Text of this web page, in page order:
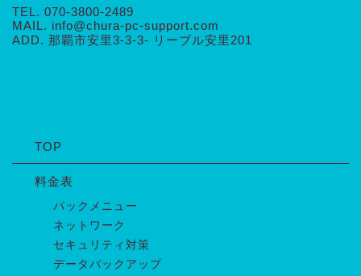
TEL. 070-3800-2489
MAIL. info@chura-pc-support.com
ADD. 那覇市安里3-3-3- リーブル安里201
TOP
料金表
パックメニュー
ネットワーク
セキュリティ対策
データバックアップ